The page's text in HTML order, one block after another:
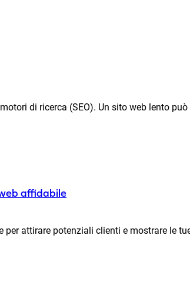
di ricerca (SEO). Un sito web lento
affidabile
attirare potenziali clienti e mostrare le